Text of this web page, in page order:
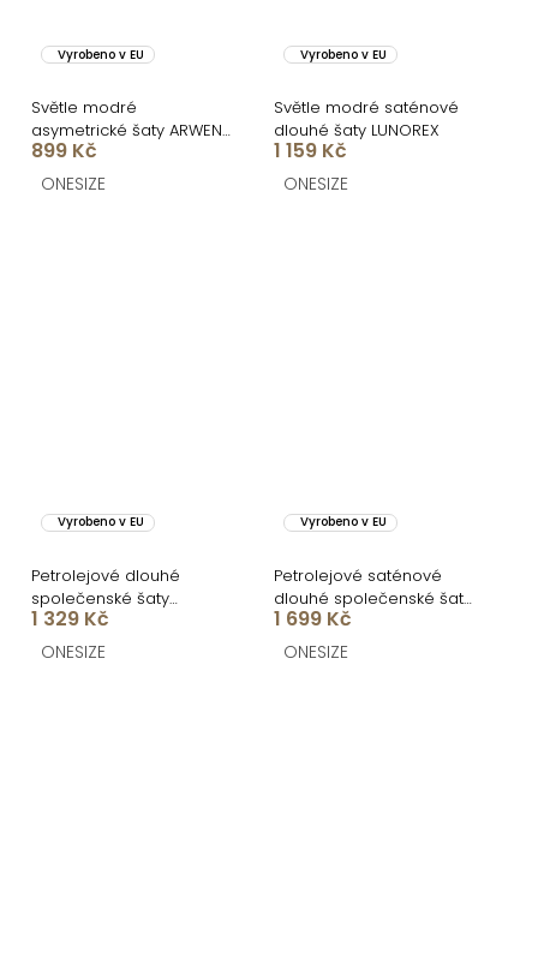
Vyrobeno v EU
Světle modré
asymetrické šaty ARWEN
s rozparkem
899 Kč
ONESIZE
Vyrobeno v EU
Světle modré saténové
dlouhé šaty LUNOREX
1 159 Kč
ONESIZE
Vyrobeno v EU
Petrolejové dlouhé
společenské šaty
BREALYN s kapsami
1 329 Kč
ONESIZE
Vyrobeno v EU
Petrolejové saténové
dlouhé společenské šaty
GYBRAL s korzetem
1 699 Kč
ONESIZE